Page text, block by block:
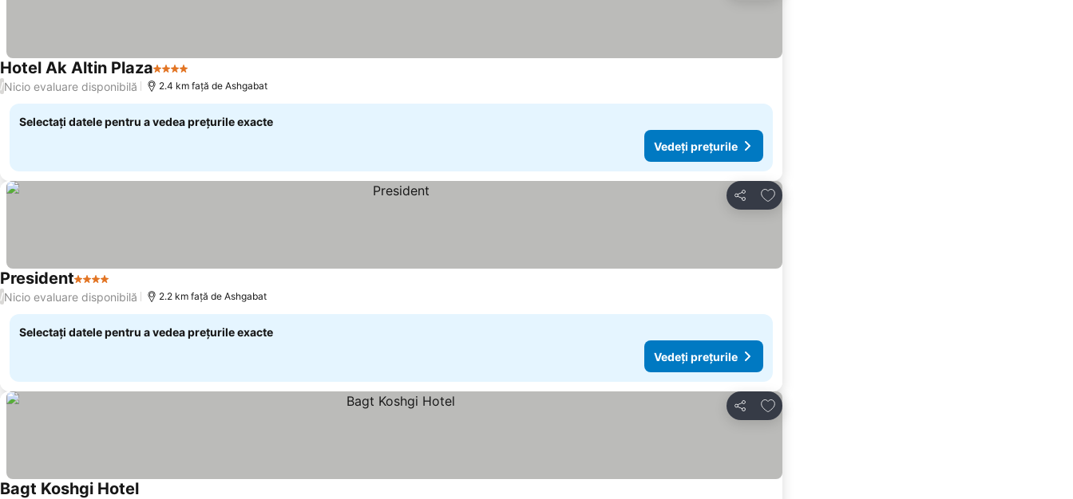
Hotel Ak Altin Plaza4 Stele
/Nicio evaluare disponibilă 2.4 km faţă de Ashgabat
Selectați datele pentru a vedea prețurile exacte
Vedeți prețurile
Distribuiți
Adăugaţi la favorite
President4 Stele
/Nicio evaluare disponibilă 2.2 km faţă de Ashgabat
Selectați datele pentru a vedea prețurile exacte
Vedeți prețurile
Distribuiți
Adăugaţi la favorite
Bagt Koshgi Hotel